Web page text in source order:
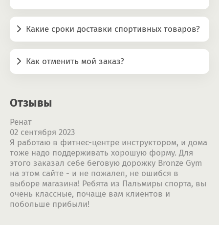
Какие сроки доставки спортивных товаров?
Как отменить мой заказ?
Отзывы
Ренат
02 сентября 2023
Я работаю в фитнес-центре инструктором, и дома
тоже надо поддерживать хорошую форму. Для
этого заказал себе беговую дорожку Bronze Gym
на этом сайте - и не пожалел, не ошибся в
выборе магазина! Ребята из Пальмиры спорта, вы
очень классные, почаще вам клиентов и
побольше прибыли!